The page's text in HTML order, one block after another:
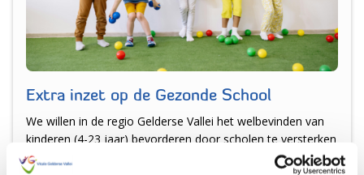
Extra inzet op de Gezonde School
We willen in de regio Gelderse Vallei het welbevinden van
kinderen (4-23 jaar) bevorderen door scholen te versterken
met de onderbouwde Gezonde School-aanpak op het